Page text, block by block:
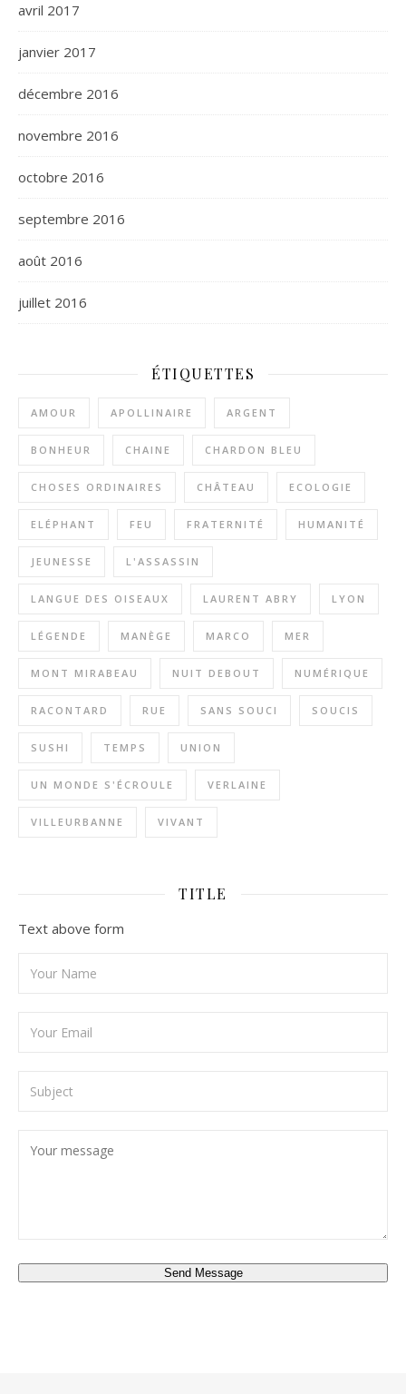
avril 2017
janvier 2017
décembre 2016
novembre 2016
octobre 2016
septembre 2016
août 2016
juillet 2016
ÉTIQUETTES
AMOUR APOLLINAIRE ARGENT
BONHEUR CHAINE CHARDON BLEU
CHOSES ORDINAIRES CHÂTEAU ECOLOGIE
ELÉPHANT FEU FRATERNITÉ HUMANITÉ
JEUNESSE L'ASSASSIN
LANGUE DES OISEAUX LAURENT ABRY LYON
LÉGENDE MANÈGE MARCO MER
MONT MIRABEAU NUIT DEBOUT NUMÉRIQUE
RACONTARD RUE SANS SOUCI SOUCIS
SUSHI TEMPS UNION
UN MONDE S'ÉCROULE VERLAINE
VILLEURBANNE VIVANT
TITLE
Text above form
Send Message